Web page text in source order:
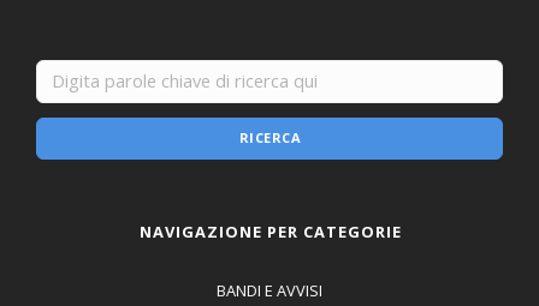
RICERCA
NAVIGAZIONE PER CATEGORIE
BANDI E AVVISI